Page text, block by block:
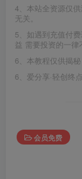
4、本站全资源仅
无关。
5、如遇到充值付
益 需要投资的一律
6、本教程仅供揭
6、爱分享·轻创终
会员免费